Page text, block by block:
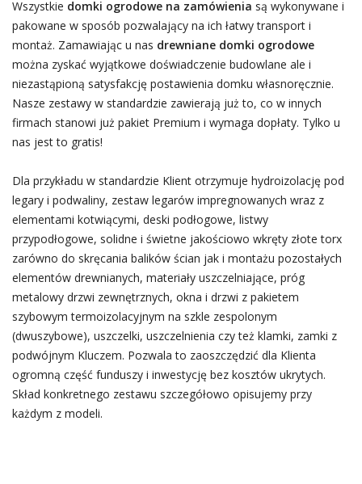
Wszystkie domki ogrodowe na zamówienia są wykonywane i
pakowane w sposób pozwalający na ich łatwy transport i
montaż. Zamawiając u nas drewniane domki ogrodowe
można zyskać wyjątkowe doświadczenie budowlane ale i
niezastąpioną satysfakcję postawienia domku własnoręcznie.
Nasze zestawy w standardzie zawierają już to, co w innych
firmach stanowi już pakiet Premium i wymaga dopłaty. Tylko u
nas jest to gratis!
Dla przykładu w standardzie Klient otrzymuje hydroizolację pod
legary i podwaliny, zestaw legarów impregnowanych wraz z
elementami kotwiącymi, deski podłogowe, listwy
przypodłogowe, solidne i świetne jakościowo wkręty złote torx
zarówno do skręcania balików ścian jak i montażu pozostałych
elementów drewnianych, materiały uszczelniające, próg
metalowy drzwi zewnętrznych, okna i drzwi z pakietem
szybowym termoizolacyjnym na szkle zespolonym
(dwuszybowe), uszczelki, uszczelnienia czy też klamki, zamki z
podwójnym Kluczem. Pozwala to zaoszczędzić dla Klienta
ogromną część funduszy i inwestycję bez kosztów ukrytych.
Skład konkretnego zestawu szczegółowo opisujemy przy
każdym z modeli.